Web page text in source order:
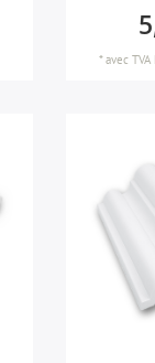
*avec TVA